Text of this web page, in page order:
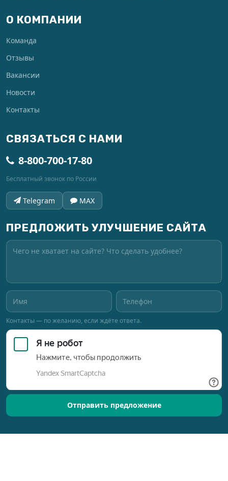
О КОМПАНИИ
Команда
Отзывы
Вакансии
Новости
Контакты
СВЯЗАТЬСЯ С НАМИ
8-800-700-17-80
Бесплатный звонок по России
Telegram MAX
ПРЕДЛОЖИТЬ УЛУЧШЕНИЕ САЙТА
Контакты — по желанию, если ждёте ответа.
Отправить предложение